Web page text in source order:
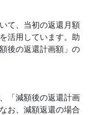
て、当初の返還月額
活用しています。助
後の返還計画額」の
「減額後の返還計画
お、減額返還の場合